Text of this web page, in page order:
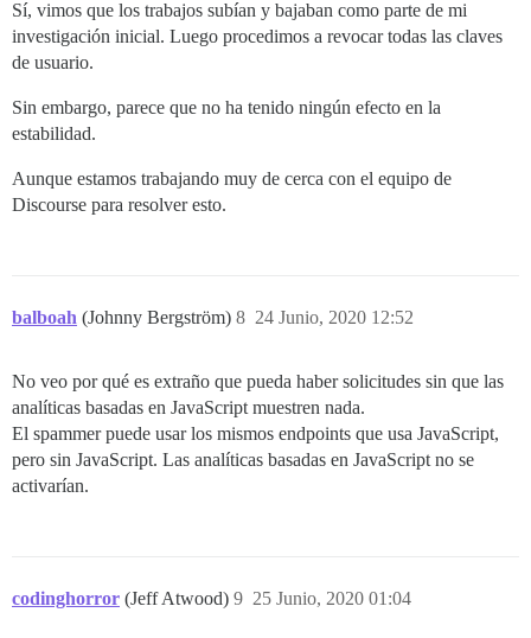
Sí, vimos que los trabajos subían y bajaban como parte de mi
investigación inicial. Luego procedimos a revocar todas las claves
de usuario.
Sin embargo, parece que no ha tenido ningún efecto en la
estabilidad.
Aunque estamos trabajando muy de cerca con el equipo de
Discourse para resolver esto.
balboah (Johnny Bergström) 24 Junio, 2020 12:52
8
No veo por qué es extraño que pueda haber solicitudes sin que las
analíticas basadas en JavaScript muestren nada.
El spammer puede usar los mismos endpoints que usa JavaScript,
pero sin JavaScript. Las analíticas basadas en JavaScript no se
activarían.
codinghorror (Jeff Atwood) 25 Junio, 2020 01:04
9